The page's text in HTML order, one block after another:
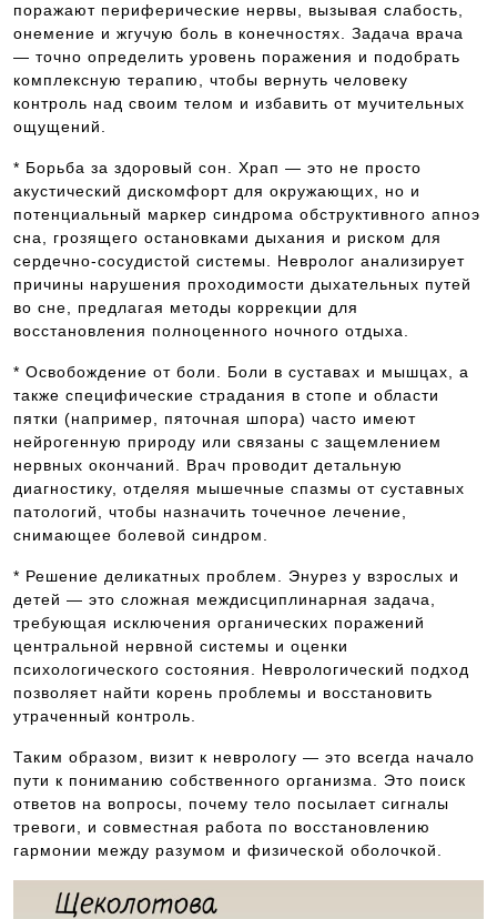
поражают периферические нервы, вызывая слабость,
онемение и жгучую боль в конечностях. Задача врача
— точно определить уровень поражения и подобрать
комплексную терапию, чтобы вернуть человеку
контроль над своим телом и избавить от мучительных
ощущений.
* Борьба за здоровый сон. Храп — это не просто
акустический дискомфорт для окружающих, но и
потенциальный маркер синдрома обструктивного апноэ
сна, грозящего остановками дыхания и риском для
сердечно-сосудистой системы. Невролог анализирует
причины нарушения проходимости дыхательных путей
во сне, предлагая методы коррекции для
восстановления полноценного ночного отдыха.
* Освобождение от боли. Боли в суставах и мышцах, а
также специфические страдания в стопе и области
пятки (например, пяточная шпора) часто имеют
нейрогенную природу или связаны с защемлением
нервных окончаний. Врач проводит детальную
диагностику, отделяя мышечные спазмы от суставных
патологий, чтобы назначить точечное лечение,
снимающее болевой синдром.
* Решение деликатных проблем. Энурез у взрослых и
детей — это сложная междисциплинарная задача,
требующая исключения органических поражений
центральной нервной системы и оценки
психологического состояния. Неврологический подход
позволяет найти корень проблемы и восстановить
утраченный контроль.
Таким образом, визит к неврологу — это всегда начало
пути к пониманию собственного организма. Это поиск
ответов на вопросы, почему тело посылает сигналы
тревоги, и совместная работа по восстановлению
гармонии между разумом и физической оболочкой.